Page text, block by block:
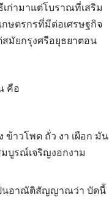
ก่ามาแต่โบราณที่เสริม
ษตรกรที่มีต่อเศรษฐกิจ
มัยกรุงศรีอยุธยาตอน
คือ
ข้าวโพด ถั่ว งา เผือก มัน
บูรณ์เจริญงอกงาม
ป็นอาณัติสัญญาณว่า บัดนี้